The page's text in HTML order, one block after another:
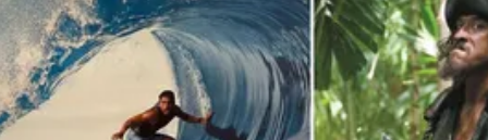
Polityka
Społeczeństwo